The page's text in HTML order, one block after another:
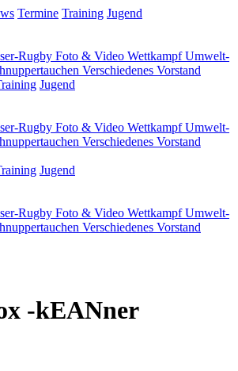
Termine Training Jugend
Rugby Foto & Video WettkampfUmwelt-
Verschiedenes Vorstand
Jugend
Rugby Foto & Video WettkampfUmwelt-
Verschiedenes Vorstand
Jugend
Rugby Foto & Video WettkampfUmwelt-
Verschiedenes Vorstand
-kEANner